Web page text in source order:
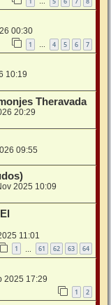
00:30
1 4 5 6 7
10:19
Theravada
20:29
09:55
2025 10:09
11:01
1 61 62 63 64
2025 17:29
1 2